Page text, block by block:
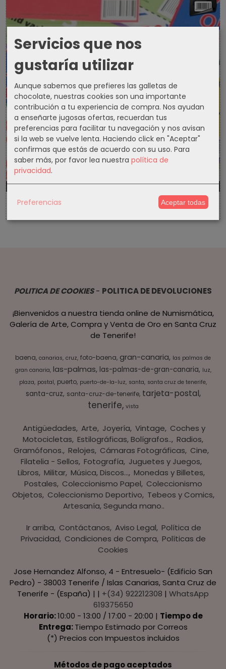
1302d 9h 54m 47s
POLITICA DE COOKIES- POLITICA DE DEVOLUCIONES
¡Bienvenidos a nuestra tienda online de Numismática,
Galería de Arte, Compra y Venta de Oro en Santa Cruz
de Tenerife!
baena canarias cruz foto-baena gran-canaria las palmas de
gran canaria las-palmas las-palmas-de-gran-canaria luz
plaza postal puerto puerto-de-la-luz santa santa cruz de tenerife
santa-cruz santa-cruz-de-tenerife tarjeta-postal
tenerife vista
Antigüedades Arte Joyería Vintage Coches y
Motocicletas Estilográficas, Bolígrafos.. Radios,
Gramófonos. Relojes Cámaras Fotográficas Cine
Filatelia - Sellos Fotografía Juguetes y Juegos
Libros Militar Música, Discos... Monedas y Billetes
Postales Coleccionismo Papel Coleccionismo
Objetos Coleccionismo Deportivo Tebeos y Comics
Artesanía, Segunda mano..
Ir arriba Contáctanos Aviso Legal Política de
Privacidad Condiciones de Compra Políticas de
Cookies
Jose Hernandez Alfonso, 4 - Entresuelo- (Edificio San
Pedro) - 38003 Tenerife / Islas Canarias, Santa Cruz de
Tenerife - (España) | | +(34) 922212308 | WhatsApp
619375650
Horario:10:00 - 13:00 / 17:00 - 20:00 | Tiempo de
Entrega:Tiempo Estimado por Correos
(*) Precios con Impuestos incluidos
Métodos de pago aceptados
Servicios que nos
gustaría utilizar
Aunque sabemos que prefieres las galletas de
chocolate, nuestras cookies son una importante
contribución a tu experiencia de compra. Nos ayudan
a enseñarte jugosas ofertas, recuerdan tus
preferencias para facilitar tu navegación y nos avisan
si la web se vuelve lenta. Haciendo click en "Aceptar"
confirmas que estás de acuerdo con su uso. Para
saber más, por favor lea nuestra política de
privacidad.
Preferencias Aceptar todas